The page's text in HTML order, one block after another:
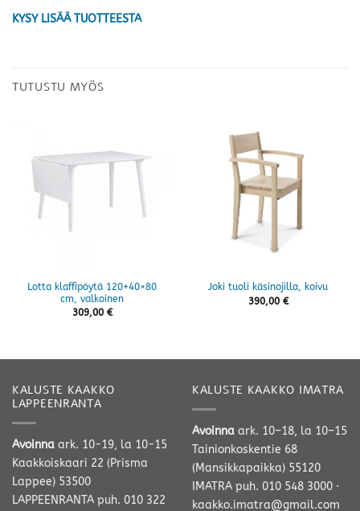
KYSY LISÄÄ TUOTTEESTA
TUTUSTU MYÖS
Lotta klaffipöytä 120+40×80
cm, valkoinen
309,00 €
Joki tuoli käsinojilla, koivu
390,00 €
KALUSTE KAAKKO
LAPPEENRANTA
Avoinna ark. 10-19, la 10-15
Kaakkoiskaari 22 (Prisma
Lappee) 53500
LAPPEENRANTA puh. 010 322
KALUSTE KAAKKO IMATRA
Avoinna ark. 10–18, la 10–15
Tainionkoskentie 68
(Mansikkapaikka) 55120
IMATRA puh. 010 548 3000 ·
kaakko.imatra@gmail.com